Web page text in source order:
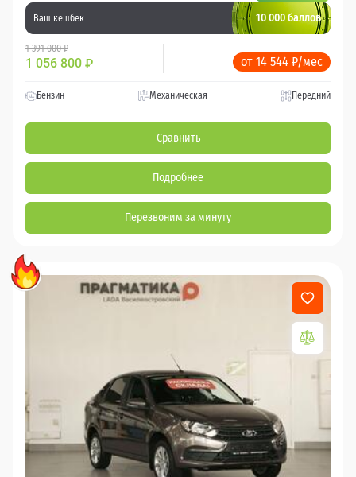
Ваш кешбек 10 000 баллов
1 391 000 ₽
1 056 800 ₽ от 14 544 ₽/мес
Бензин Механическая Передний
Сравнить
Подробнее
Перезвоним за минуту